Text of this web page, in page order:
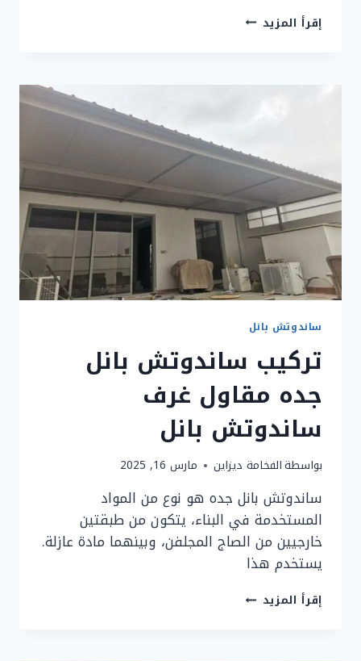
إقرأ المزيد سواتر
ساندوتش بانل
تركيب ساندوتش بانل
جده مقاول غرف
ساندوتش بانل
بواسطةالفخامة ديزاين مارس 16, 2025
ساندوتش بانل جده هو نوع من المواد
المستخدمة في البناء، يتكون من طبقتين
خارجيين من الصاج المجلفن، وبينهما مادة عازلة.
يستخدم هذا
إقرأ المزيد تركيب